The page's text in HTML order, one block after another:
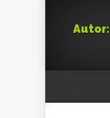
Autor: